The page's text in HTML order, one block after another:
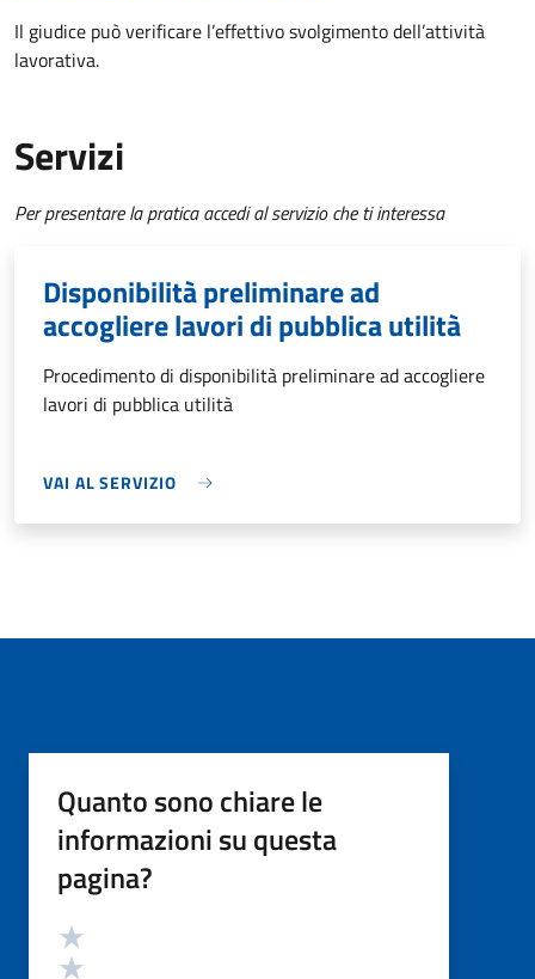
Il giudice può verificare l’effettivo svolgimento dell’attività
lavorativa.
Servizi
Per presentare la pratica accedi al servizio che ti interessa
Disponibilità preliminare ad
accogliere lavori di pubblica utilità
Procedimento di disponibilità preliminare ad accogliere
lavori di pubblica utilità
VAI AL SERVIZIO
Quanto sono chiare le
informazioni su questa
pagina?
Valutazione